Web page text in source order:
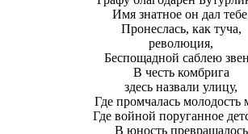
Имя знатное он дал
Пронеслась, как туча,
революция,
Беспощадной саблею
В честь комбрига
здесь назвали улицу,
Где промчалась молодость
Где войной поруганное
В юность превращалось